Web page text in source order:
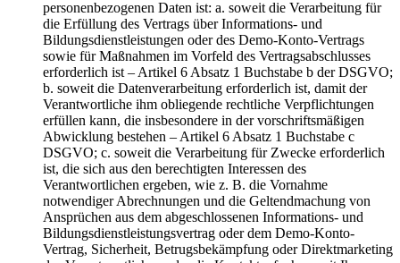
personenbezogenen Daten ist: a. soweit die Verarbeitung für
die Erfüllung des Vertrags über Informations- und
Bildungsdienstleistungen oder des Demo-Konto-Vertrags
sowie für Maßnahmen im Vorfeld des Vertragsabschlusses
erforderlich ist – Artikel 6 Absatz 1 Buchstabe b der DSGVO;
b. soweit die Datenverarbeitung erforderlich ist, damit der
Verantwortliche ihm obliegende rechtliche Verpflichtungen
erfüllen kann, die insbesondere in der vorschriftsmäßigen
Abwicklung bestehen – Artikel 6 Absatz 1 Buchstabe c
DSGVO; c. soweit die Verarbeitung für Zwecke erforderlich
ist, die sich aus den berechtigten Interessen des
Verantwortlichen ergeben, wie z. B. die Vornahme
notwendiger Abrechnungen und die Geltendmachung von
Ansprüchen aus dem abgeschlossenen Informations- und
Bildungsdienstleistungsvertrag oder dem Demo-Konto-
Vertrag, Sicherheit, Betrugsbekämpfung oder Direktmarketing